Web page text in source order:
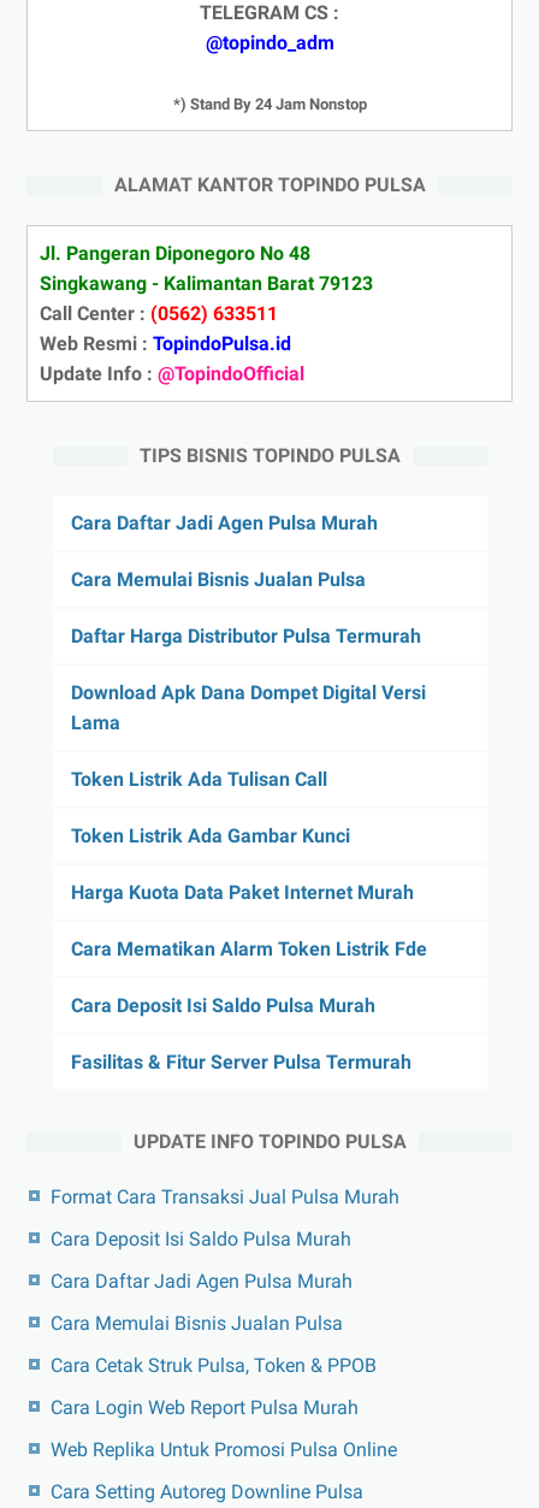
TELEGRAM CS :
@topindo_adm
*) Stand By 24 Jam Nonstop
ALAMAT KANTOR TOPINDO PULSA
Jl. Pangeran Diponegoro No 48
Singkawang - Kalimantan Barat 79123
Call Center : (0562) 633511
Web Resmi : TopindoPulsa.id
Update Info : @TopindoOfficial
TIPS BISNIS TOPINDO PULSA
Cara Daftar Jadi Agen Pulsa Murah
Cara Memulai Bisnis Jualan Pulsa
Daftar Harga Distributor Pulsa Termurah
Download Apk Dana Dompet Digital Versi
Lama
Token Listrik Ada Tulisan Call
Token Listrik Ada Gambar Kunci
Harga Kuota Data Paket Internet Murah
Cara Mematikan Alarm Token Listrik Fde
Cara Deposit Isi Saldo Pulsa Murah
Fasilitas & Fitur Server Pulsa Termurah
UPDATE INFO TOPINDO PULSA
Format Cara Transaksi Jual Pulsa Murah
Cara Deposit Isi Saldo Pulsa Murah
Cara Daftar Jadi Agen Pulsa Murah
Cara Memulai Bisnis Jualan Pulsa
Cara Cetak Struk Pulsa, Token & PPOB
Cara Login Web Report Pulsa Murah
Web Replika Untuk Promosi Pulsa Online
Cara Setting Autoreg Downline Pulsa